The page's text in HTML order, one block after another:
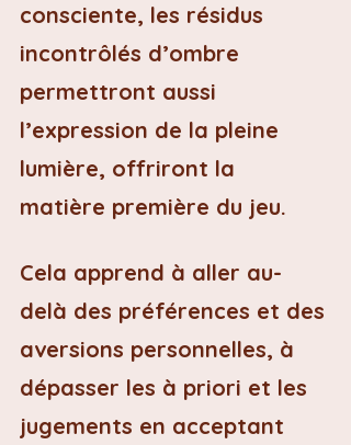
consciente, les résidus
incontrôlés d’ombre
permettront aussi
l’expression de la pleine
lumière, offriront la
matière première du jeu.
Cela apprend à aller au-
delà des préférences et des
aversions personnelles, à
dépasser les à priori et les
jugements en acceptant